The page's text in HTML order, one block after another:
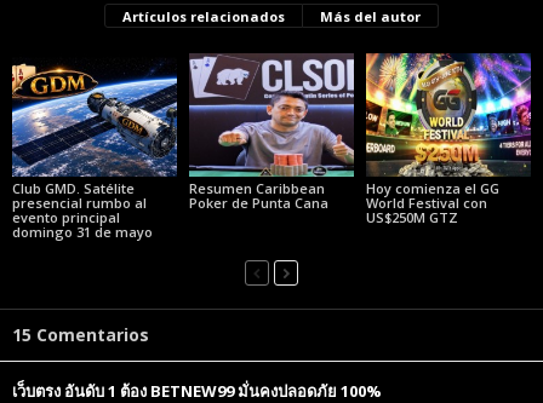
Artículos relacionados Más del autor
Club GMD. Satélite
presencial rumbo al
evento principal
domingo 31 de mayo
Resumen Caribbean
Poker de Punta Cana
Hoy comienza el GG
World Festival con
US$250M GTZ
15 Comentarios
เว็บตรง อันดับ 1 ต้อง BETNEW99 มั่นคงปลอดภัย 100%